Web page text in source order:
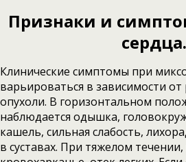
Признаки и
сердца.
Клинические симптомы при
варьироваться в зависимости
опухоли. В горизонтальном
наблюдается одышка,
кашель, сильная слабость,
в суставах. При тяжелом